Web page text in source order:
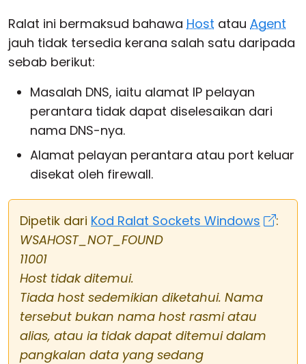
Ralat ini bermaksud bahawa Host atau Agent
jauh tidak tersedia kerana salah satu daripada
sebab berikut:
Masalah DNS, iaitu alamat IP pelayan
perantara tidak dapat diselesaikan dari
nama DNS-nya.
Alamat pelayan perantara atau port keluar
disekat oleh firewall.
Dipetik dari Kod Ralat Sockets Windows
:
WSAHOST_NOT_FOUND
11001
Host tidak ditemui.
Tiada host sedemikian diketahui. Nama
tersebut bukan nama host rasmi atau
alias, atau ia tidak dapat ditemui dalam
pangkalan data yang sedang